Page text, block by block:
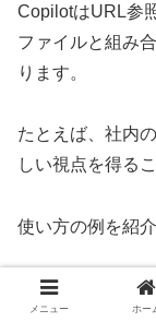
CopilotはURL参
ファイルと組み
ります。
たとえば、社内
しい視点を得る
使い方の例を紹介
社内資
メニュー ホー